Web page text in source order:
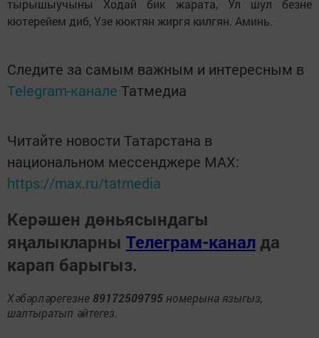
тырышыучыны Ходай бик жарата, Ул шул безне
кютерейем диб, Yзе кюктян жиргя килгян. Аминь.
Следите за самым важным и интересным в
Telegram-канале Татмедиа
Читайте новости Татарстана в
национальном мессенджере MАХ:
https://max.ru/tatmedia
Керәшен дөньясындагы
яңалыкларны Телеграм-канал да
карап барыгыз.
Хәбәрләрегезне 89172509795 номерына языгыз,
шалтыратып әйтегез.